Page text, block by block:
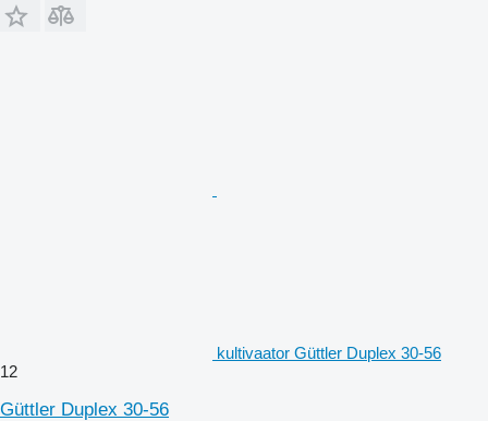
kultivaator Güttler Duplex 30-56
12
Güttler Duplex 30-56